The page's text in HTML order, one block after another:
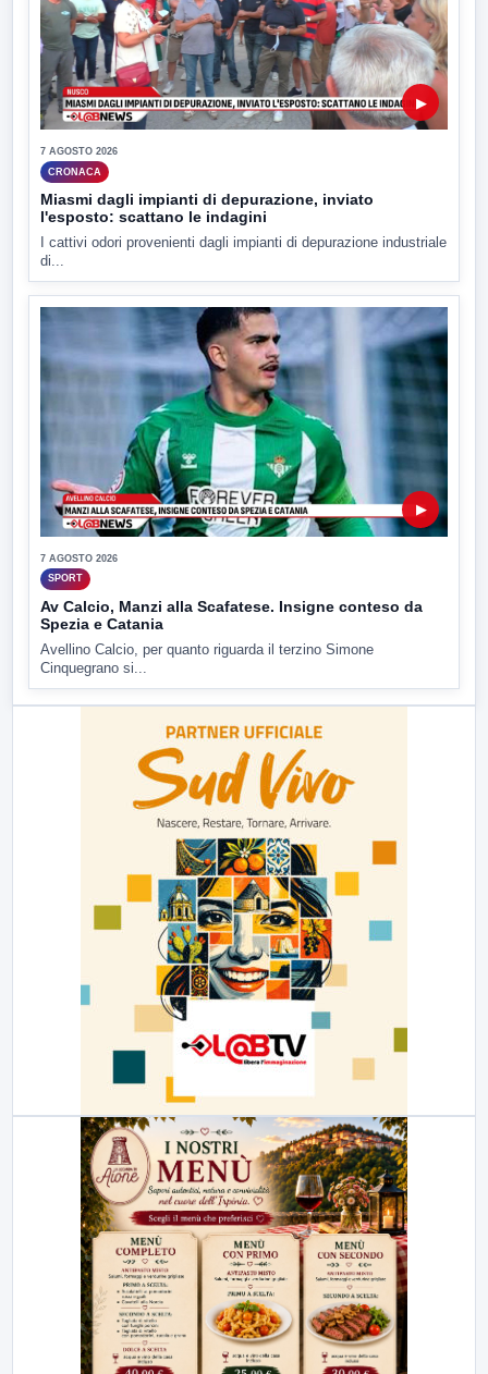
▶
7 AGOSTO 2026
CRONACA
Miasmi dagli impianti di depurazione, inviato
l'esposto: scattano le indagini
I cattivi odori provenienti dagli impianti di depurazione industriale
di...
▶
7 AGOSTO 2026
SPORT
Av Calcio, Manzi alla Scafatese. Insigne conteso da
Spezia e Catania
Avellino Calcio, per quanto riguarda il terzino Simone
Cinquegrano si...